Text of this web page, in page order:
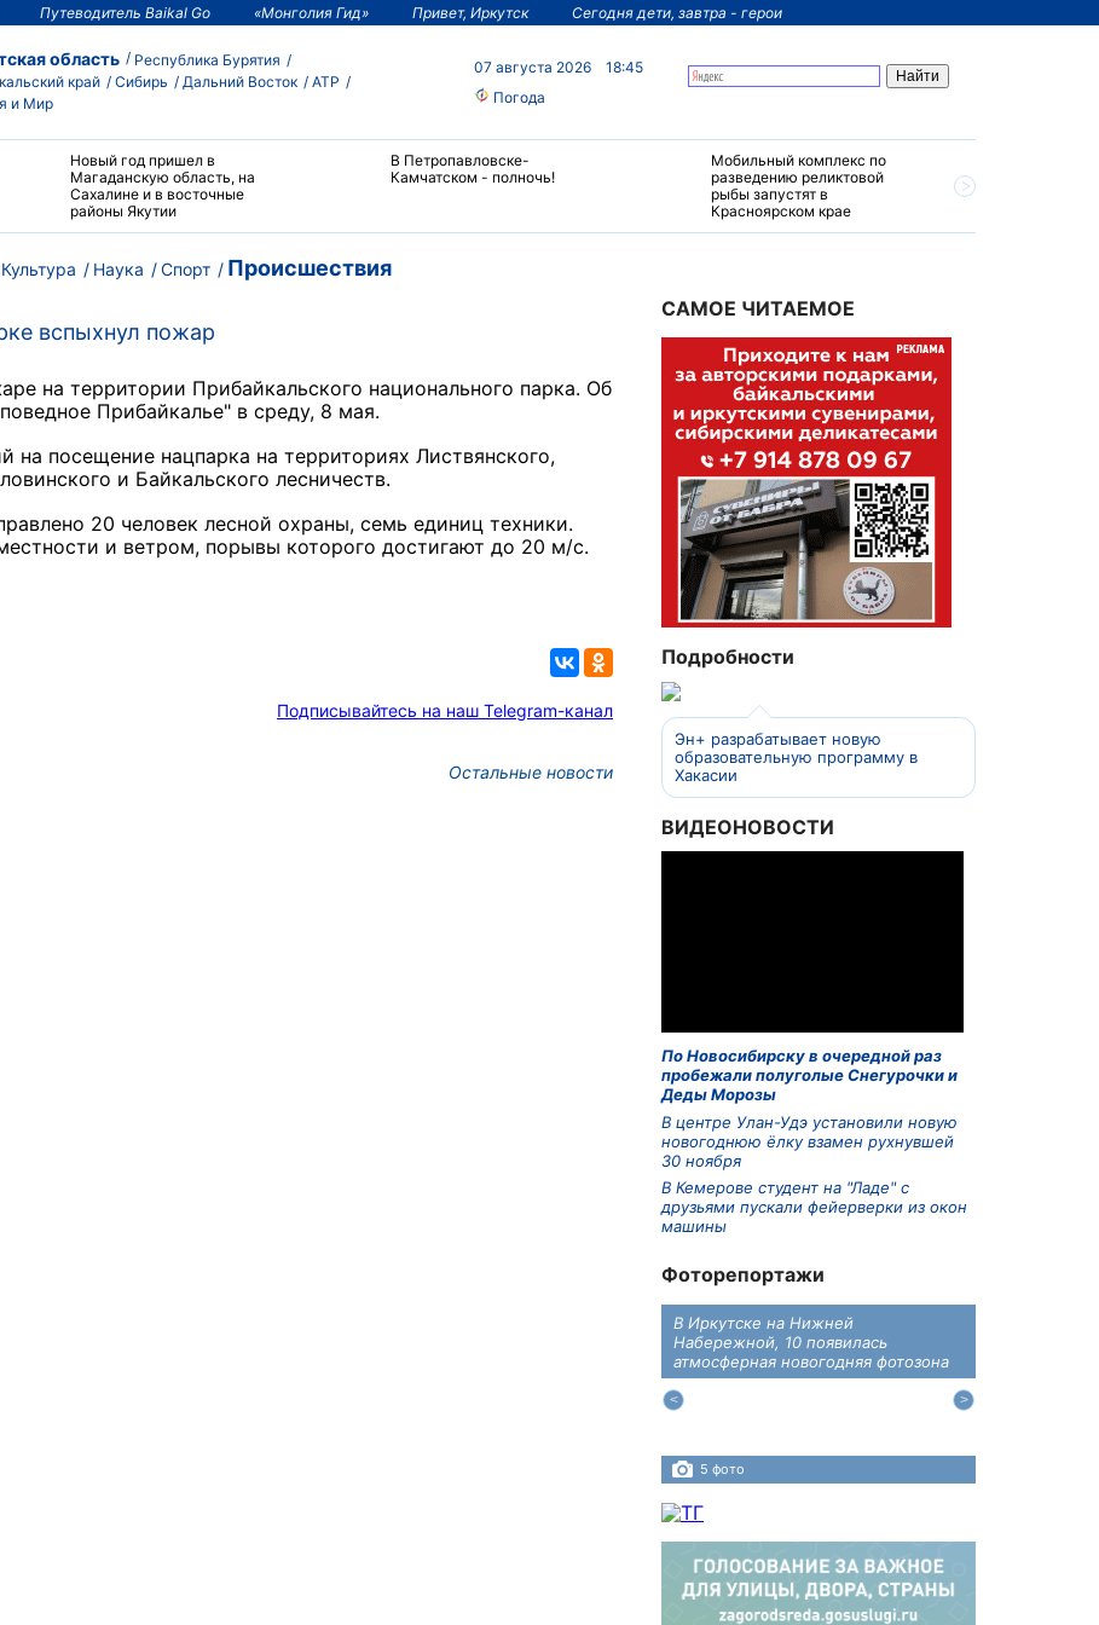
Путеводитель Baikal Go «Монголия Гид» Привет, Иркутск Сегодня дети, завтра - герои
область
Республика Бурятия
край
Сибирь Дальний Восток
АТР
и Мир
07 августа 2026
18:45
Погода
Новый год пришел в
Магаданскую область, на
Сахалине и в восточные
районы Якутии
В Петропавловске-
Камчатском - полночь!
Мобильный комплекс по
разведению реликтовой
рыбы запустят в
Красноярском крае
Культура Наука Спорт Происшествия
вспыхнул пожар
на территории Прибайкальского национального парка. Об
Прибайкалье" в среду, 8 мая.
посещение нацпарка на территориях Листвянского,
и Байкальского лесничеств.
20 человек лесной охраны, семь единиц техники.
и ветром, порывы которого достигают до 20 м/с.
Подписывайтесь на наш Telegram-канал
Остальные новости
САМОЕ ЧИТАЕМОЕ
Подробности
Эн+ разрабатывает новую
образовательную программу в
Хакасии
ВИДЕОНОВОСТИ
По Новосибирску в очередной раз
пробежали полуголые Снегурочки и
Деды Морозы
В центре Улан-Удэ установили новую
новогоднюю ёлку взамен рухнувшей
30 ноября
В Кемерове студент на "Ладе" с
друзьями пускали фейерверки из окон
машины
Фоторепортажи
В Иркутске на Нижней
Набережной, 10 появилась
атмосферная новогодняя фотозона
5 фото